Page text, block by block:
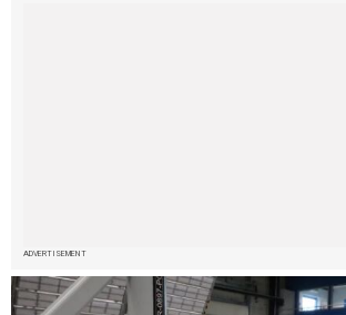
ADVERTISEMENT